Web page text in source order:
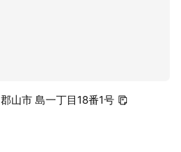
山市 島一丁目18番1号